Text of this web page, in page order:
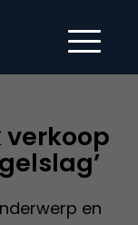
verkoop
en